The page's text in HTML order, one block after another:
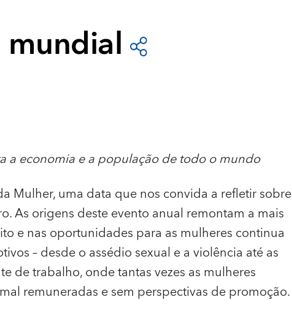
a economia e a população de todo o mundo
Mulher, uma data que nos convida a refletir sobre
As origens deste evento anual remontam a mais
e nas oportunidades para as mulheres continua
– desde o assédio sexual e a violência até as
de trabalho, onde tantas vezes as mulheres
remuneradas e sem perspectivas de promoção.